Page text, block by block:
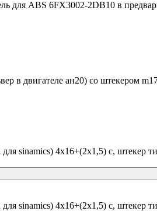
для ABS 6FX3002-2DB10 в
в двигателе ан20) со штекером
sinamics) 4x16+(2x1,5) c, штекер
sinamics) 4x16+(2x1,5) c, штекер